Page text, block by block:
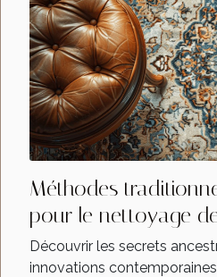
Méthodes
pour le nettoyage
Découvrir les secrets
innovations